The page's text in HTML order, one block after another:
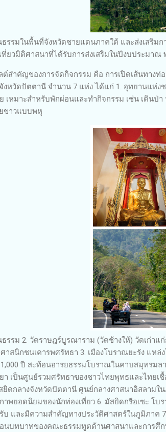
รรมในพื้นที่จังหวัดชายแดนภาคใต้ และส่งเสริมก
ที่ยวมิติศาสนาที่ได้รับการส่งเสริมในปีงบประมาณ
ต์สำคัญของการจัดกิจกรรม คือ การเปิดเส้นทางท่
งหวัดปัตตานี จำนวน 7 แห่ง ได้แก่ 1. อุทยานแห่
เหมาะสำหรับพักผ่อนและทำกิจกรรม เช่น เดิน
ขาวแบบพหุ
รรม 2. วัดราษฎร์บูรณาราม (วัดช้างให้) วัดเก่าแ
าสนิกชนเคารพศรัทธา 3. เมืองโบราณยะรัง แห
ปี สะท้อนอารยธรรมโบราณในคาบสมุทรมล
า เป็นศูนย์รวมศรัทธาของชาวไทยพุทธและไทยเชื้
ยิดกลางจังหวัดปัตตานี ศูนย์กลางศาสนาอิสลาม
าพยอดนิยมของนักท่องเที่ยว 6. มัสยิดกรือเซะ โ
บ และมีความสำคัญทางประวัติศาสตร์ในภูมิภาค
นบทบาทของคณะธรรมทูตด้านศาสนาและการศึ